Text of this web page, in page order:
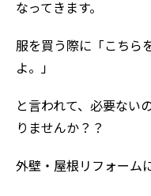
なってきます。
服を買う際に「こちら
よ。」
と言われて、必要ない
りませんか？？
外壁・屋根リフォーム